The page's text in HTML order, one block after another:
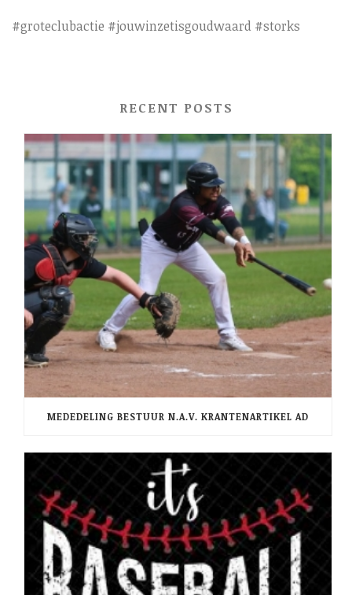
#groteclubactie #jouwinzetisgoudwaard #storks
RECENT POSTS
MEDEDELING BESTUUR N.A.V. KRANTENARTIKEL AD